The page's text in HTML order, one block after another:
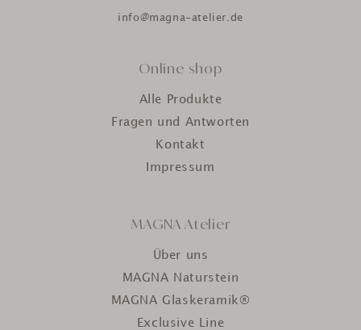
info@magna-atelier.de
Online shop
Alle Produkte
Fragen und Antworten
Kontakt
Impressum
MAGNA Atelier
Über uns
MAGNA Naturstein
MAGNA Glaskeramik®
Exclusive Line